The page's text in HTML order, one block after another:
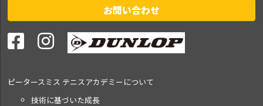
お問い合わせ
ピータースミス テニスアカデミーについて
技術に基づいた成長